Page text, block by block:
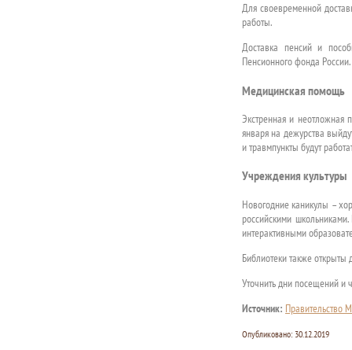
Для своевременной
работы.
Доставка пенсий и
Пенсионного фонда России.
Медицинская помощь
Экстренная и неотложная
января на дежурства
и травмпункты будут
Учреждения культуры
Новогодние каникулы –
российскими
интерактивными
Библиотеки также открыты
Уточнить дни посещений
Источник: Правительство
Опубликовано: 30.12.2019